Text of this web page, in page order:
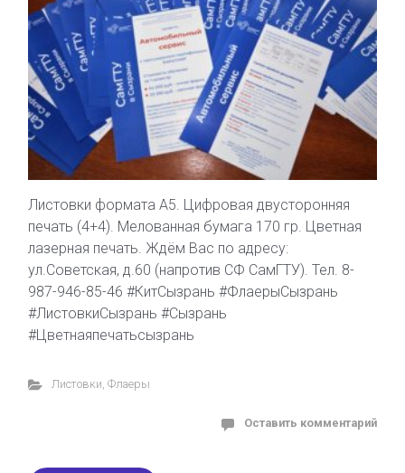
Листовки формата А5. Цифровая двусторонняя
печать (4+4). Мелованная бумага 170 гр. Цветная
лазерная печать. Ждём Вас по адресу:
ул.Советская, д.60 (напротив СФ СамГТУ). Тел. 8-
987-946-85-46 #КитСызрань #ФлаерыСызрань
#ЛистовкиСызрань #Сызрань
#Цветнаяпечатьсызрань
Листовки, Флаеры
Оставить комментарий